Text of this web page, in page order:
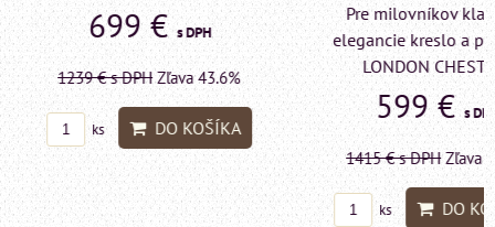
699 €s DPH
1239 €s DPH Zľava 43.6%
ks DO KOŠÍKA
Pre milovníkov
elegancie kreslo a
LONDON
599 €s
1415 €s DPH Zľava
ks DO